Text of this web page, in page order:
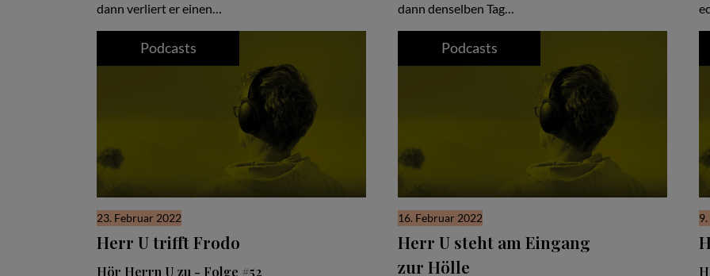
dann verliert er einen…
dann denselben Tag…
Podcasts
23. Februar 2022
Herr U trifft Frodo
Hör Herrn U zu - Folge #52
Podcasts
16. Februar 2022
Herr U steht am Eingang
zur Hölle